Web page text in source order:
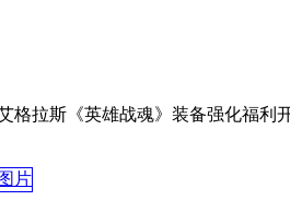
拉斯《英雄战魂》装备强化福